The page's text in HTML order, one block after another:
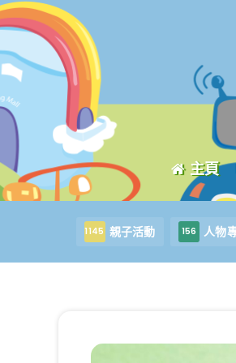
主頁
1145 親子活動 156 人物